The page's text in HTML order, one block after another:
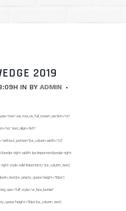
2019
IN BY ADMIN
use_row_as_full_screen_section="no"
text_align="left"
width="1/2"
right-width: 1px !important;border-right-
right-style: solid !important;}"][vc_column_text]
height="50px"]
style="vc_box_border"
height="50px"][vc_column_text]